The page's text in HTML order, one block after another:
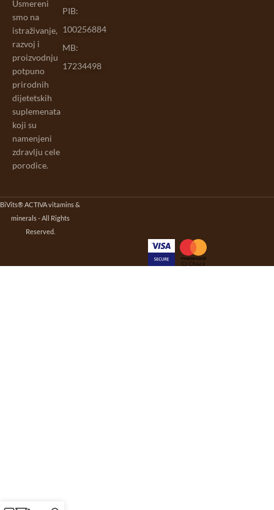
Usmereni
smo na
istraživanje,
razvoj i
proizvodnju
potpuno
prirodnih
dijetetskih
suplemenata
koji su
namenjeni
zdravlju cele
porodice.
PIB:
100256884
MB:
17234498
BiVits® ACTIVA vitamins &
minerals - All Rights
Reserved.